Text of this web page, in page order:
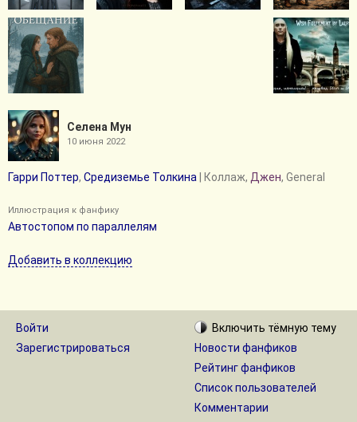
Селена Мун
10 июня 2022
Гарри Поттер, Средиземье Толкина | Коллаж, Джен, General
Иллюстрация к фанфику
Автостопом по параллелям
Добавить в коллекцию
Войти
Зарегистрироваться
Включить тёмную тему
Новости фанфиков
Рейтинг фанфиков
Список пользователей
Комментарии